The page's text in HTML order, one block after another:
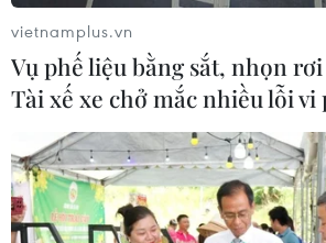
vietnamplus.vn
Vụ phế liệu bằng sắt, nhọn
Tài xế xe chở mắc nhiều lỗi vi